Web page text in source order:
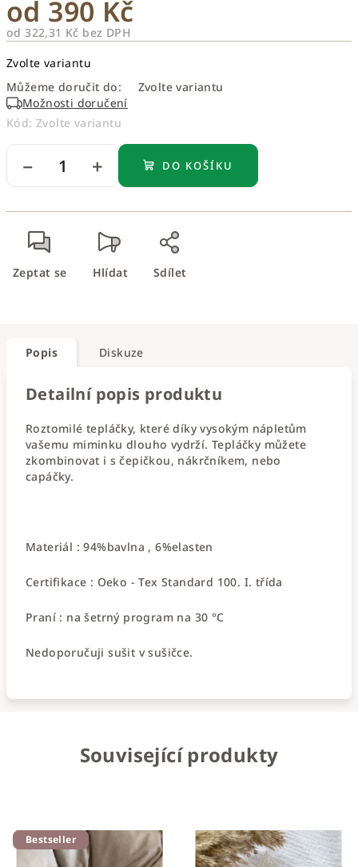
od 390 Kč
od322,31 Kč bez DPH
cena:
Zvolte variantu
Můžeme doručit do:
Zvolte variantu
Možnosti doručení
Kód: Zvolte variantu
+
− DO KOŠÍKU
Zeptat se Hlídat Sdílet
Popis Diskuze
Detailní popis produktu
Roztomilé tepláčky, které díky vysokým nápletům
vašemu miminku dlouho vydrží. Tepláčky můžete
zkombinovat i s čepičkou, nákrčníkem, nebo
capáčky.
Materiál : 94%bavlna , 6%elasten
Certifikace : Oeko - Tex Standard 100. I. třída
Praní : na šetrný program na 30 °C
Nedoporučuji sušit v sušičce.
Související produkty
Bestseller